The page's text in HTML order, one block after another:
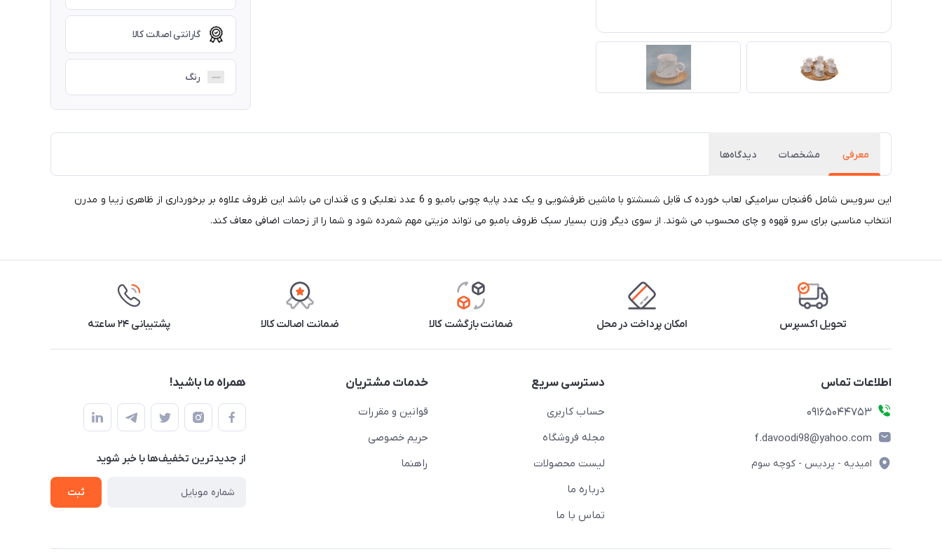
گارانتی اصالت کالا
رنگ
معرفی مشخصات دیدگاه‌ها
این سرویس شامل 6فنجان سرامیکی لعاب خورده ک قابل شسشتو با ماشین ظرفشویی و یک عدد پایه چوبی بامبو و 6 عدد نعلبکی و ی قندان می باشد این ظروف علاوه بر برخورداری از ظاهری زیبا و مدرن
انتخاب مناسبی برای سرو قهوه و چای محسوب می شوند. از سوی دیگر وزن بسیار سبک ظروف بامبو می تواند مزیتی مهم شمرده شود و شما را از زحمات اضافی معاف کند.
تحویل اکسپرس امکان پرداخت در محل ضمانت بازگشت کالا ضمانت اصالت کالا پشتیبانی ۲۴ ساعته
اطلاعات تماس
09165044753
f.davoodi98@yahoo.com
امیدیه - پردیس - کوچه سوم
دسترسی سریع
حساب کاربری
مجله فروشگاه
لیست محصولات
درباره ما
تماس با ما
خدمات مشتریان
قوانین و مقررات
حریم خصوصی
راهنما
همراه ما باشید!
از جدید‌ترین تخفیف‌ها با‌ خبر شوید
ثبت